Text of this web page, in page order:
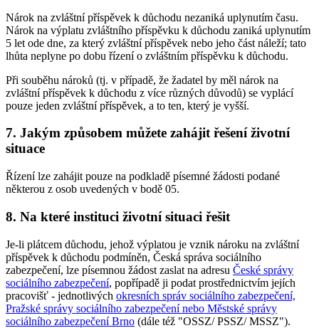
Nárok na zvláštní příspěvek k důchodu nezaniká uplynutím času.
Nárok na výplatu zvláštního příspěvku k důchodu zaniká uplynutím
5 let ode dne, za který zvláštní příspěvek nebo jeho část náleží; tato
lhůta neplyne po dobu řízení o zvláštním příspěvku k důchodu.
Při souběhu nároků (tj. v případě, že žadatel by měl nárok na
zvláštní příspěvek k důchodu z více různých důvodů) se vyplácí
pouze jeden zvláštní příspěvek, a to ten, který je vyšší.
7. Jakým způsobem můžete zahájit řešení životní
situace
Řízení lze zahájit pouze na podkladě písemné žádosti podané
některou z osob uvedených v bodě 05.
8. Na které instituci životní situaci řešit
Je-li plátcem důchodu, jehož výplatou je vznik nároku na zvláštní
příspěvek k důchodu podmíněn, Česká správa sociálního
zabezpečení, lze písemnou žádost zaslat na adresu České správy
sociálního zabezpečení, popřípadě ji podat prostřednictvím jejích
pracovišť - jednotlivých okresních správ sociálního zabezpečení,
Pražské správy sociálního zabezpečení nebo Městské správy
sociálního zabezpečení Brno (dále též "OSSZ/ PSSZ/ MSSZ").